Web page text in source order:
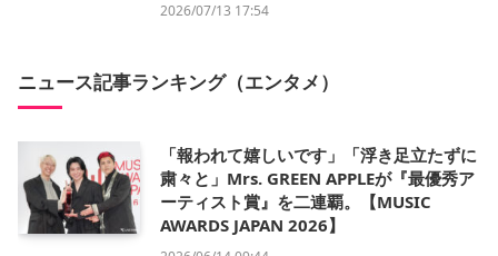
2026/07/13 17:54
ニュース記事ランキング（エンタメ）
「報われて嬉しいです」「浮き足立たずに
粛々と」Mrs. GREEN APPLEが『最優秀ア
ーティスト賞』を二連覇。【MUSIC
AWARDS JAPAN 2026】